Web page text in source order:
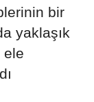
bir
yaklaşık
ele